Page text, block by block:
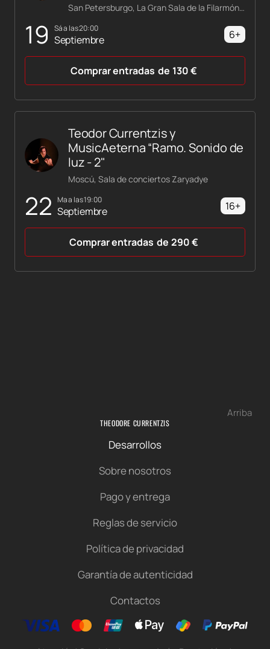
19 sá a las 20:00
Septiembre
San Petersburgo, La Gran Sala de la Filarmónica Shostakóvich
6+
Comprar entradas de 130€
22 ma a las 19:00
Septiembre
Teodor Currentzis y
MusicAeterna “Ramo. Sonido de
luz - 2"
Moscú, Sala de conciertos Zaryadye
16+
Comprar entradas de 290€
Arriba
THEODORE CURRENTZIS
Desarrollos
Sobre nosotros
Pago y entrega
Reglas de servicio
Política de privacidad
Garantía de autenticidad
Contactos